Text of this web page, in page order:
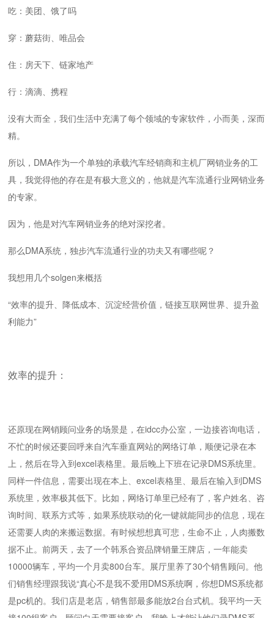
吃：美团、饿了吗
穿：蘑菇街、唯品会
住：房天下、链家地产
行：滴滴、携程
没有大而全，我们生活中充满了每个领域的专家软件，小而美，深而
精。
所以，DMA作为一个单独的承载汽车经销商和主机厂网销业务的工
具，我觉得他的存在是有极大意义的，他就是汽车流通行业网销业务
的专家。
因为，他是对汽车网销业务的绝对深挖者。
那么DMA系统，独步汽车流通行业的功夫又有哪些呢？
我想用几个solgen来概括
“效率的提升、降低成本、沉淀经营价值，链接互联网世界、提升盈
利能力”
效率的提升：
还原现在网销顾问业务的场景是，在idcc办公室，一边接咨询电话，
不忙的时候还要回呼来自汽车垂直网站的网络订单，顺便记录在本
上，然后在导入到excel表格里。最后晚上下班在记录DMS系统里。
同样一件信息，需要出现在本上、excel表格里、最后在输入到DMS
系统里，效率极其低下。比如，网络订单里已经有了，客户姓名、咨
询时间、联系方式等，如果系统联动的化一键就能同步的信息，现在
还需要人肉的来搬运数据。有时候想想真可悲，生命不止，人肉搬数
据不止。前两天，去了一个韩系合资品牌销量王牌店，一年能卖
10000辆车，平均一个月卖800台车。展厅里养了30个销售顾问。他
们销售经理跟我说“真心不是我不爱用DMS系统啊，你想DMS系统都
是pc机的。我们店是老店，销售部最多能放2台台式机。我平均一天